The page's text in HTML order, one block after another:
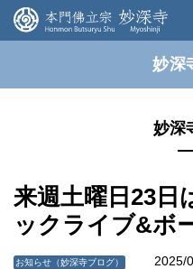
妙深
妙深
来週土曜日23日
ックライブ&ボ
お知らせ（妙深寺ブログ） 2025/